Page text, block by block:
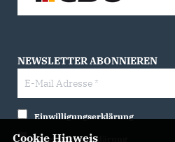
NEWSLETTER ABONNIEREN
Einwilligungserklärung
Datenschutzerklärung
Cookie Hinweis